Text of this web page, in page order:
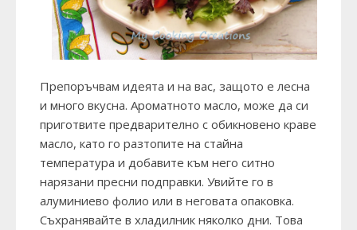
Препоръчвам идеята и на вас, защото е лесна
и много вкусна. Ароматното масло, може да си
приготвите предварително с обикновено краве
масло, като го разтопите на стайна
температура и добавите към него ситно
нарязани пресни подправки. Увийте го в
алуминиево фолио или в неговата опаковка.
Съхранявайте в хладилник няколко дни. Това